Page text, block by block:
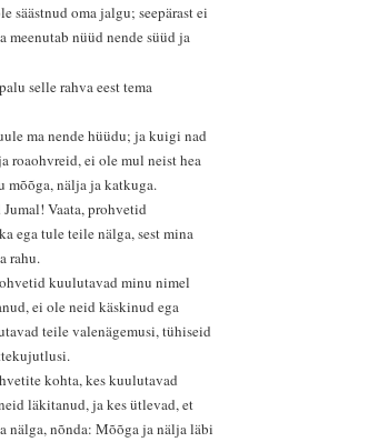
säästnud oma jalgu; seepärast ei
meenutab nüüd nende süüd ja
selle rahva eest tema
ma nende hüüdu; ja kuigi nad
roaohvreid, ei ole mul neist hea
mõõga, nälja ja katkuga.
Vaata, prohvetid
ega tule teile nälga, sest mina
rahu.
kuulutavad minu nimel
ei ole neid käskinud ega
teile valenägemusi, tühiseid
kohta, kes kuulutavad
läkitanud, ja kes ütlevad, et
nälga, nõnda: Mõõga ja nälja läbi